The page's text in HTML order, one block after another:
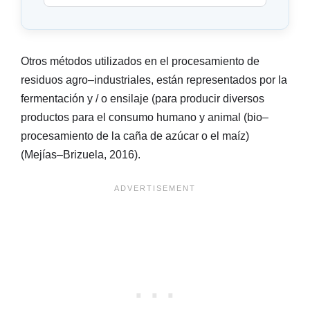
Otros métodos utilizados en el procesamiento de
residuos agro–industriales, están representados por la
fermentación y / o ensilaje (para producir diversos
productos para el consumo humano y animal (bio–
procesamiento de la caña de azúcar o el maíz)
(Mejías–Brizuela, 2016).